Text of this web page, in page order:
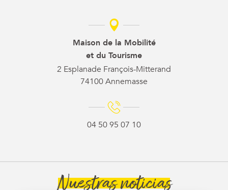
Maison de la Mobilité
et du Tourisme
2 Esplanade François-Mitterand
74100 Annemasse
04 50 95 07 10
Nuestras noticias